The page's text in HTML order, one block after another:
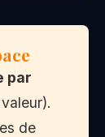
par
de